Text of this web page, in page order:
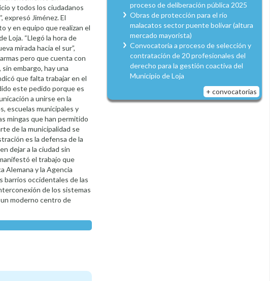
y todos los ciudadanos
expresó Jiménez. El
y en equipo que realizan el
Loja. “Llegó la hora de
mirada hacia el sur”,
pero que cuenta con
embargo, hay una
que falta trabajar en el
este pedido porque es
a unirse en la
escuelas municipales y
mingas que han permitido
de la municipalidad se
es la defensa de la
dejar a la ciudad sin
el trabajo que
Alemana y la Agencia
barrios occidentales de las
de los sistemas
moderno centro de
proceso de deliberación pública 2025
Obras de protección para el río
malacatos sector puente bolívar (altura
mercado mayorista)
Convocatoria a proceso de selección y
contratación de 20 profesionales del
derecho para la gestión coactiva del
Municipio de Loja
+ convocatorias